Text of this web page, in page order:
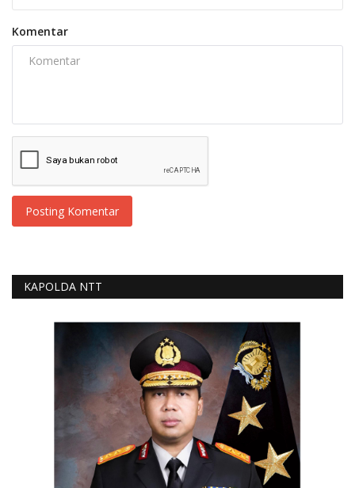
Komentar
Posting Komentar
KAPOLDA NTT